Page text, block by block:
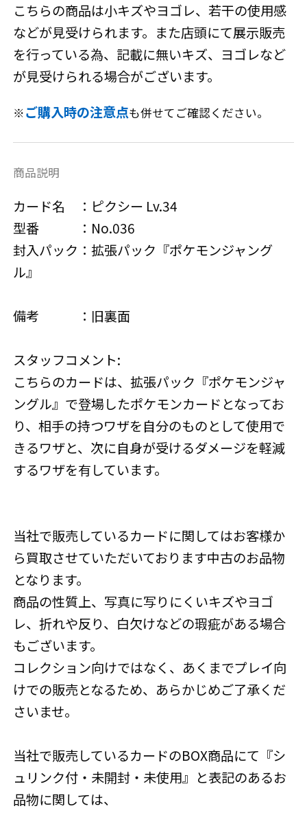
こちらの商品は小キズやヨゴレ、若干の使用感
などが見受けられます。また店頭にて展示販売
を行っている為、記載に無いキズ、ヨゴレなど
が見受けられる場合がございます。
※ご購入時の注意点も併せてご確認ください。
商品説明
カード名 ：ピクシー Lv.34
型番 ：No.036
封入パック：拡張パック『ポケモンジャング
ル』
備考 ：旧裏面
スタッフコメント:
こちらのカードは、拡張パック『ポケモンジャ
ングル』で登場したポケモンカードとなってお
り、相手の持つワザを自分のものとして使用で
きるワザと、次に自身が受けるダメージを軽減
するワザを有しています。
当社で販売しているカードに関してはお客様か
ら買取させていただいております中古のお品物
となります。
商品の性質上、写真に写りにくいキズやヨゴ
レ、折れや反り、白欠けなどの瑕疵がある場合
もございます。
コレクション向けではなく、あくまでプレイ向
けでの販売となるため、あらかじめご了承くだ
さいませ。
当社で販売しているカードのBOX商品にて『シ
ュリンク付・未開封・未使用』と表記のあるお
品物に関しては、